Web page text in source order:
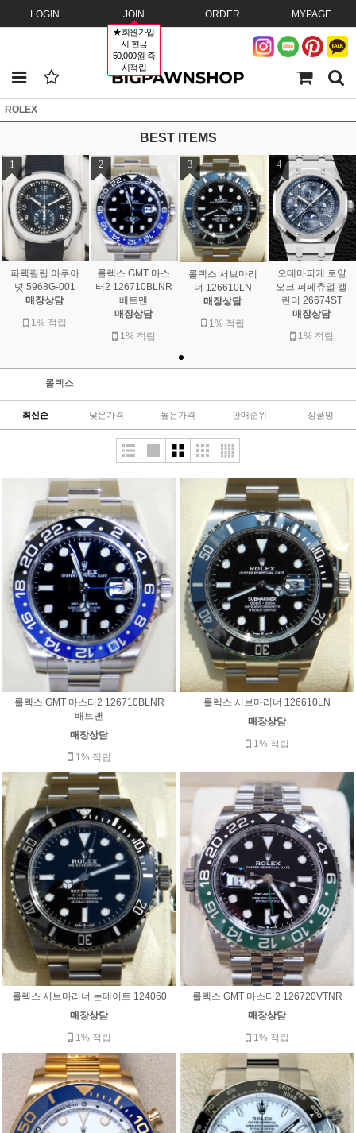
LOGIN JOIN
★회원가입
시 현금
50,000원 즉
시적립
ORDER MYPAGE
ROLEX
BEST ITEMS
1
파텍필립 아쿠아
넛 5968G-001
매장상담
1% 적립
2
롤렉스 GMT 마스
터2 126710BLNR
배트맨
매장상담
1% 적립
3
롤렉스 서브마리
너 126610LN
매장상담
1% 적립
4
오데마피게 로얄
오크 퍼페츄얼 캘
린더 26674ST
매장상담
1% 적립
롤렉스
최신순 낮은가격 높은가격 판매순위 상품명
롤렉스 GMT 마스터2 126710BLNR
배트맨
매장상담
1% 적립
롤렉스 서브마리너 126610LN
매장상담
1% 적립
롤렉스 서브마리너 논데이트 124060
매장상담
1% 적립
롤렉스 GMT 마스터2 126720VTNR
매장상담
1% 적립